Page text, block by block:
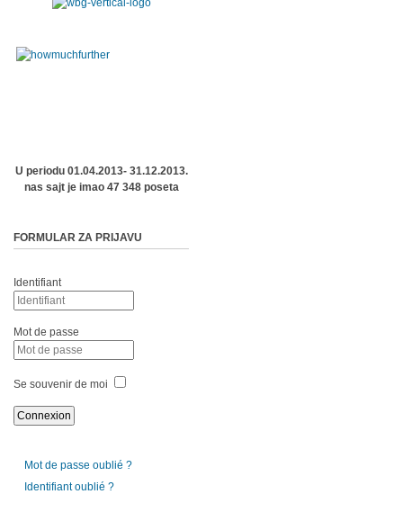
U periodu 01.04.2013- 31.12.2013.
nas sajt je imao 47 348 poseta
FORMULAR ZA PRIJAVU
Identifiant
Mot de passe
Se souvenir de moi
Mot de passe oublié ?
Identifiant oublié ?